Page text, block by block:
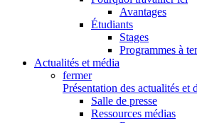
Avantages
Étudiants
Stages
Programmes à
Actualités et média
fermer
Présentation des actualités et
Salle de presse
Ressources médias